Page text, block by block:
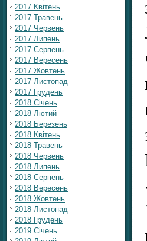
2017 Квітень
2017 Травень
2017 Червень
2017 Липень
2017 Серпень
2017 Вересень
2017 Жовтень
2017 Листопад
2017 Грудень
2018 Січень
2018 Лютий
2018 Березень
2018 Квітень
2018 Травень
2018 Червень
2018 Липень
2018 Серпень
2018 Вересень
2018 Жовтень
2018 Листопад
2018 Грудень
2019 Січень